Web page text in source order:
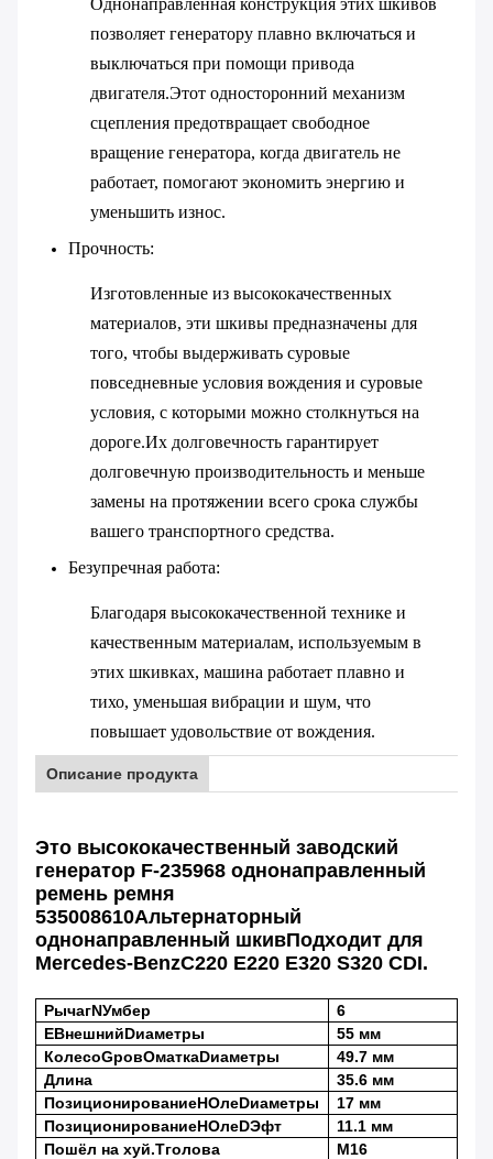
Однонаправленная конструкция этих шкивов
позволяет генератору плавно включаться и
выключаться при помощи привода
двигателя.Этот односторонний механизм
сцепления предотвращает свободное
вращение генератора, когда двигатель не
работает, помогают экономить энергию и
уменьшить износ.
Прочность:
Изготовленные из высококачественных
материалов, эти шкивы предназначены для
того, чтобы выдерживать суровые
повседневные условия вождения и суровые
условия, с которыми можно столкнуться на
дороге.Их долговечность гарантирует
долговечную производительность и меньше
замены на протяжении всего срока службы
вашего транспортного средства.
Безупречная работа:
Благодаря высококачественной технике и
качественным материалам, используемым в
этих шкивках, машина работает плавно и
тихо, уменьшая вибрации и шум, что
повышает удовольствие от вождения.
Описание продукта
Это высококачественный заводский
генератор F-235968 однонаправленный
ремень ремня
535008610Альтернаторный
однонаправленный шкивПодходит для
Mercedes-BenzC220 E220 E320 S320 CDI.
РычагNУмбер
6
ЕВнешнийDиаметры
55 мм
КолесоGровОматкаDиаметры
49.7 мм
Длина
35.6 мм
ПозиционированиеHОлеDиаметры
17 мм
ПозиционированиеHОлеDЭфт
11.1 мм
Пошёл на хуй.Tголова
М16